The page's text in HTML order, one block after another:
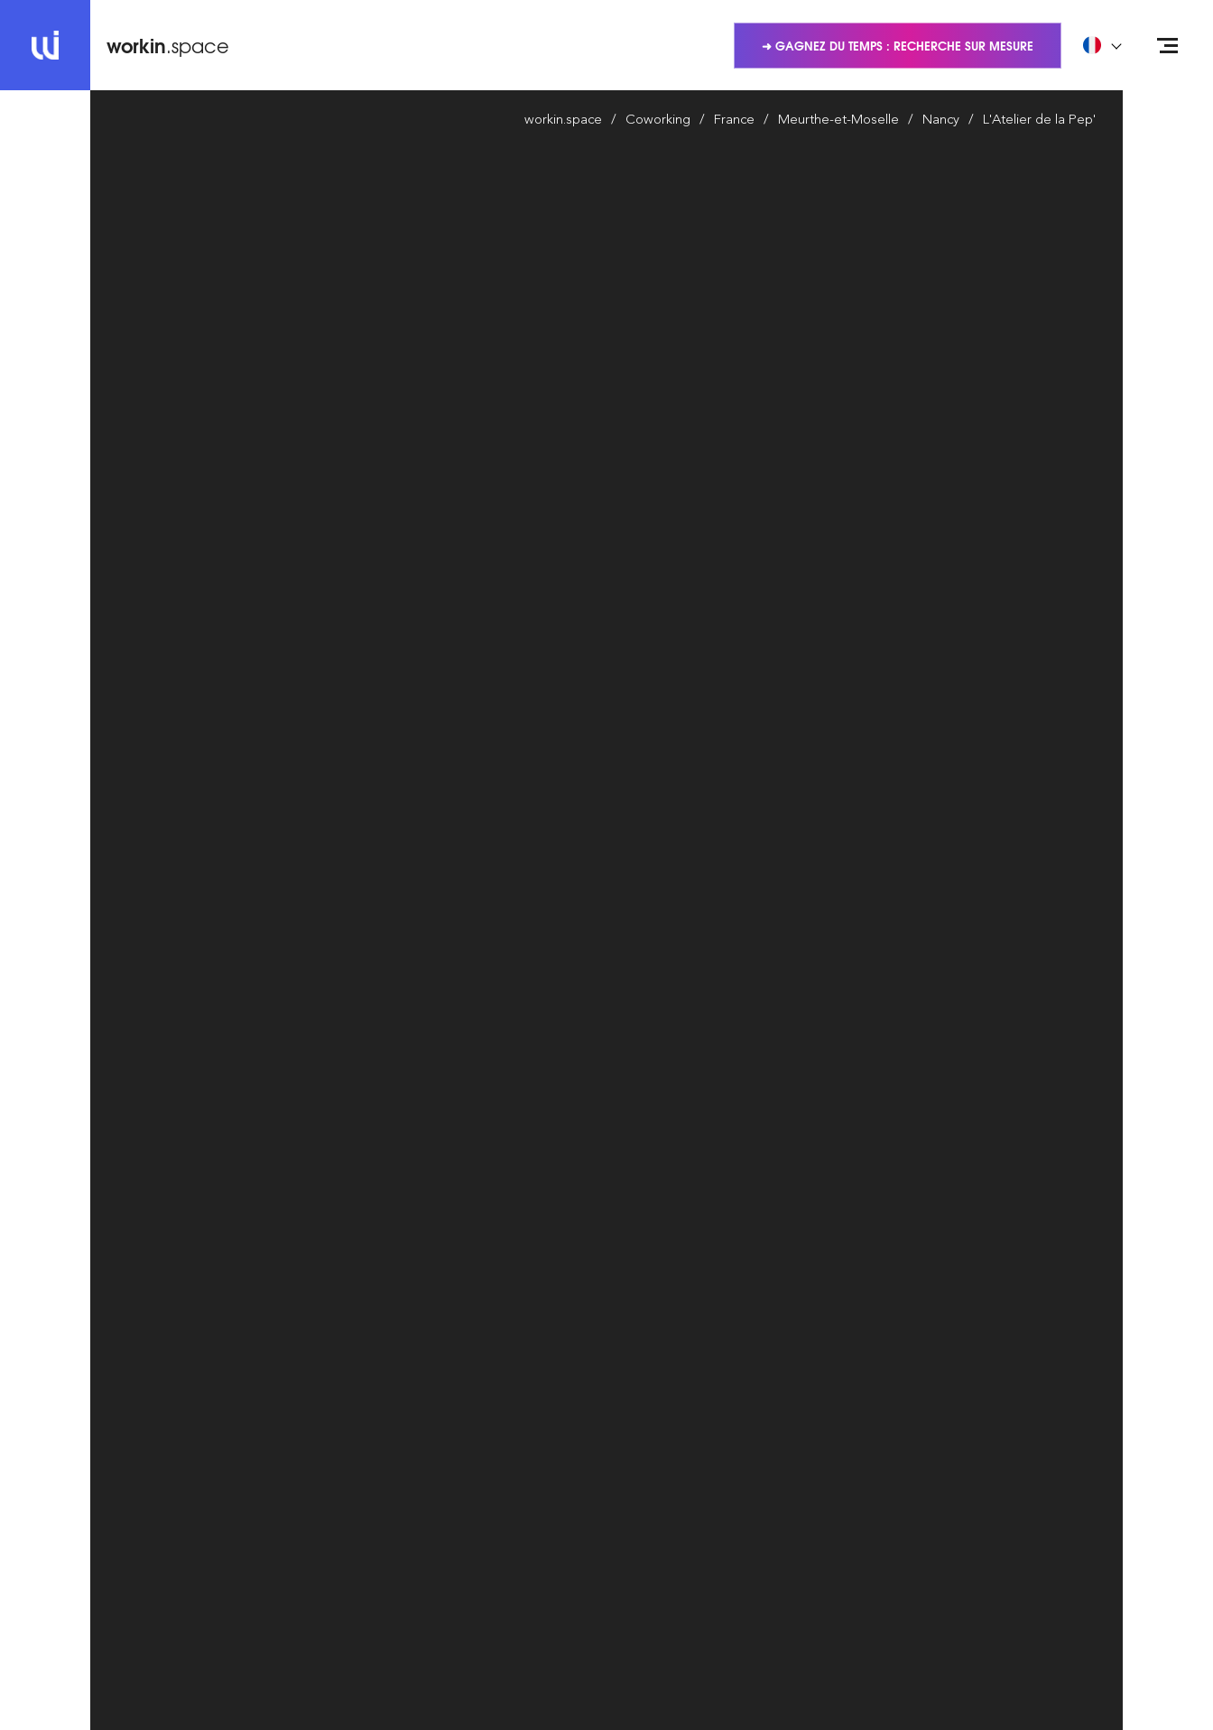
workin.space ➜ GAGNEZ DU TEMPS : RECHERCHE SUR MESURE
workin.space Coworking France Meurthe-et-Moselle Nancy L'Atelier de la Pep'